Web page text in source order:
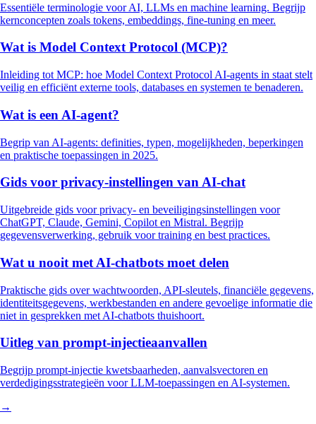
Essentiële terminologie voor AI, LLMs en machine learning. Begrijp
kernconcepten zoals tokens, embeddings, fine-tuning en meer.
Wat is Model Context Protocol (MCP)?
Inleiding tot MCP: hoe Model Context Protocol AI-agents in staat stelt
veilig en efficiënt externe tools, databases en systemen te benaderen.
Wat is een AI-agent?
Begrip van AI-agents: definities, typen, mogelijkheden, beperkingen
en praktische toepassingen in 2025.
Gids voor privacy-instellingen van AI-chat
Uitgebreide gids voor privacy- en beveiligingsinstellingen voor
ChatGPT, Claude, Gemini, Copilot en Mistral. Begrijp
gegevensverwerking, gebruik voor training en best practices.
Wat u nooit met AI-chatbots moet delen
Praktische gids over wachtwoorden, API-sleutels, financiële gegevens,
identiteitsgegevens, werkbestanden en andere gevoelige informatie die
niet in gesprekken met AI-chatbots thuishoort.
Uitleg van prompt-injectieaanvallen
Begrijp prompt-injectie kwetsbaarheden, aanvalsvectoren en
verdedigingsstrategieën voor LLM-toepassingen en AI-systemen.
→